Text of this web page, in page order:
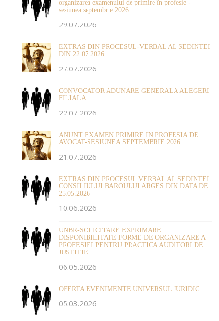
organizarea examenului de primire în profesie -
sesiunea septembrie 2026
29.07.2026
EXTRAS DIN PROCESUL-VERBAL AL SEDINTEI
DIN 22.07.2026
27.07.2026
CONVOCATOR ADUNARE GENERALA ALEGERI
FILIALA
22.07.2026
ANUNT EXAMEN PRIMIRE IN PROFESIA DE
AVOCAT-SESIUNEA SEPTEMBRIE 2026
21.07.2026
EXTRAS DIN PROCESUL VERBAL AL SEDINTEI
CONSILIULUI BAROULUI ARGES DIN DATA DE
25.05.2026
10.06.2026
UNBR-SOLICITARE EXPRIMARE
DISPONIBILITATE FORME DE ORGANIZARE A
PROFESIEI PENTRU PRACTICA AUDITORI DE
JUSTITIE
06.05.2026
OFERTA EVENIMENTE UNIVERSUL JURIDIC
05.03.2026